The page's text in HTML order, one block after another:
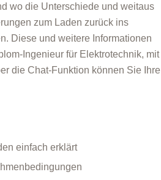
wo die Unterschiede und weitaus
zum Laden zurück ins
Diese und weitere Informationen
Ingenieur für Elektrotechnik, mit
die Chat-Funktion können Sie Ihre
einfach erklärt